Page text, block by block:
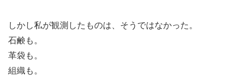
しかし私が観測したものは、そうではなかった。
石鹸も。
革袋も。
組織も。